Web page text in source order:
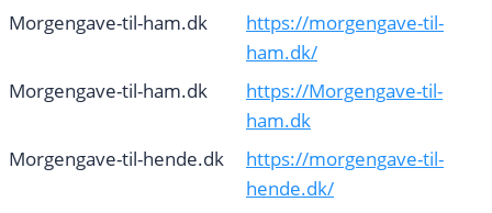
Morgengave-til-ham.dk
https://morgengave-til-
ham.dk/
Morgengave-til-ham.dk
https://Morgengave-til-
ham.dk
Morgengave-til-hende.dk
https://morgengave-til-
hende.dk/